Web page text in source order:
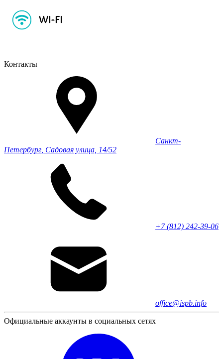
Контакты
Санкт-
Петербург, Садовая улица, 14/52
+7 (812) 242-39-06
office@ispb.info
Официальные аккаунты в социальных сетях